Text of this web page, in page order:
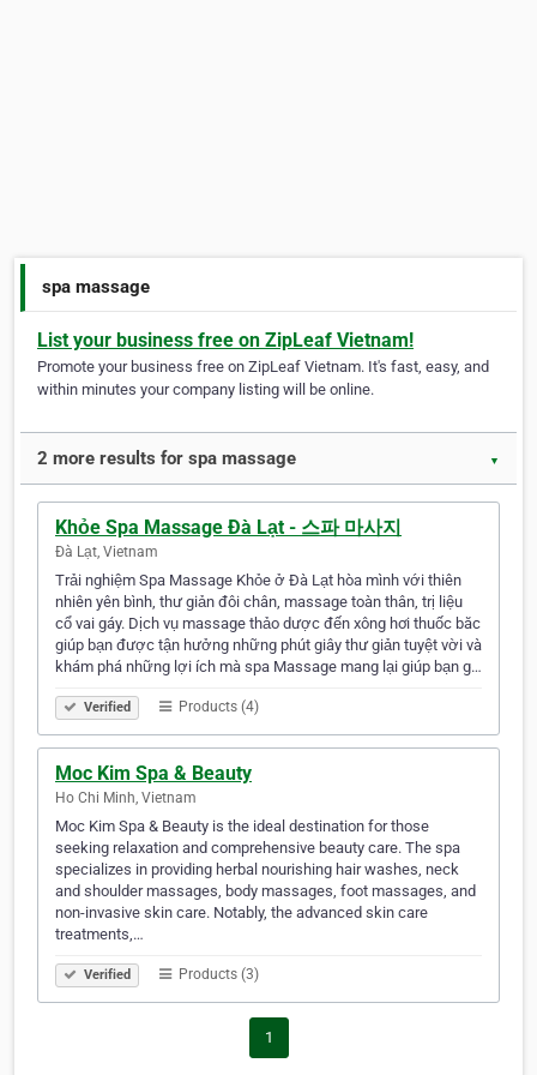
spa massage
List your business free on ZipLeaf Vietnam!
Promote your business free on ZipLeaf Vietnam. It's fast, easy, and
within minutes your company listing will be online.
2 more results for spa massage ▼
Khỏe Spa Massage Đà Lạt - 스파 마사지
Đà Lạt, Vietnam
Trải nghiệm Spa Massage Khỏe ở Đà Lạt hòa mình với thiên
nhiên yên bình, thư giản đôi chân, massage toàn thân, trị liệu
cổ vai gáy. Dịch vụ massage thảo dược đến xông hơi thuốc băc
giúp bạn được tận hưởng những phút giây thư giản tuyệt vời và
khám phá những lợi ích mà spa Massage mang lại giúp bạn g…
Verified Products (4)
Moc Kim Spa & Beauty
Ho Chi Minh, Vietnam
Moc Kim Spa & Beauty is the ideal destination for those
seeking relaxation and comprehensive beauty care. The spa
specializes in providing herbal nourishing hair washes, neck
and shoulder massages, body massages, foot massages, and
non-invasive skin care. Notably, the advanced skin care
treatments,…
Verified Products (3)
1